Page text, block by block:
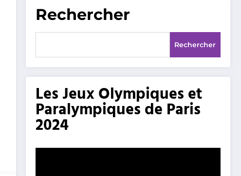
Rechercher
Rechercher
Les Jeux Olympiques et
Paralympiques de Paris
2024